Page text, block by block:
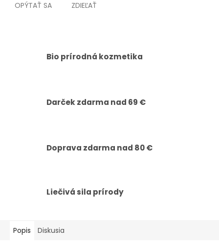
OPÝTAŤ SA ZDIEĽAŤ
Bio prírodná kozmetika
Darček zdarma nad 69 €
Doprava zdarma nad 80 €
Liečivá sila prírody
Popis Diskusia